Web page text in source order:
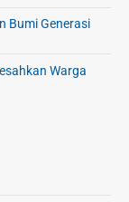
Bumi Generasi
Warga